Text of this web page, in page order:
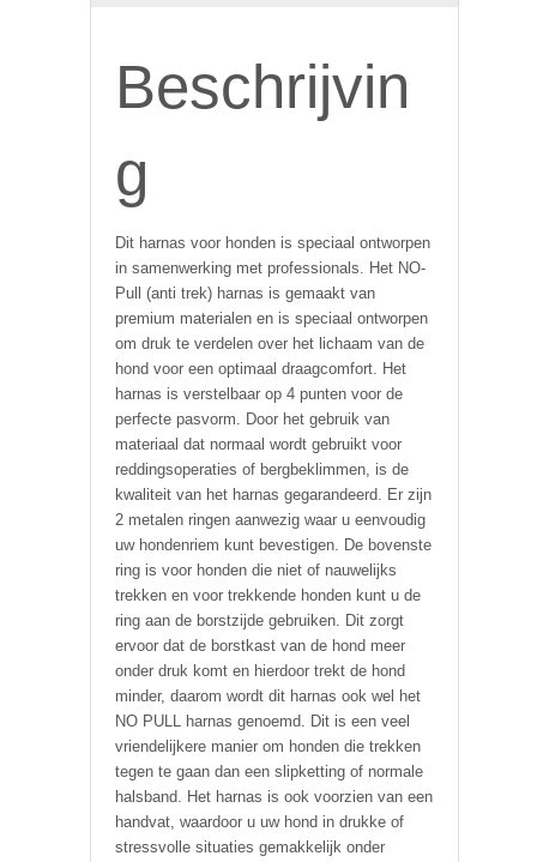
Beschrijvin
g
Dit harnas voor honden is speciaal ontworpen
in samenwerking met professionals. Het NO-
Pull (anti trek) harnas is gemaakt van
premium materialen en is speciaal ontworpen
om druk te verdelen over het lichaam van de
hond voor een optimaal draagcomfort. Het
harnas is verstelbaar op 4 punten voor de
perfecte pasvorm. Door het gebruik van
materiaal dat normaal wordt gebruikt voor
reddingsoperaties of bergbeklimmen, is de
kwaliteit van het harnas gegarandeerd. Er zijn
2 metalen ringen aanwezig waar u eenvoudig
uw hondenriem kunt bevestigen. De bovenste
ring is voor honden die niet of nauwelijks
trekken en voor trekkende honden kunt u de
ring aan de borstzijde gebruiken. Dit zorgt
ervoor dat de borstkast van de hond meer
onder druk komt en hierdoor trekt de hond
minder, daarom wordt dit harnas ook wel het
NO PULL harnas genoemd. Dit is een veel
vriendelijkere manier om honden die trekken
tegen te gaan dan een slipketting of normale
halsband. Het harnas is ook voorzien van een
handvat, waardoor u uw hond in drukke of
stressvolle situaties gemakkelijk onder